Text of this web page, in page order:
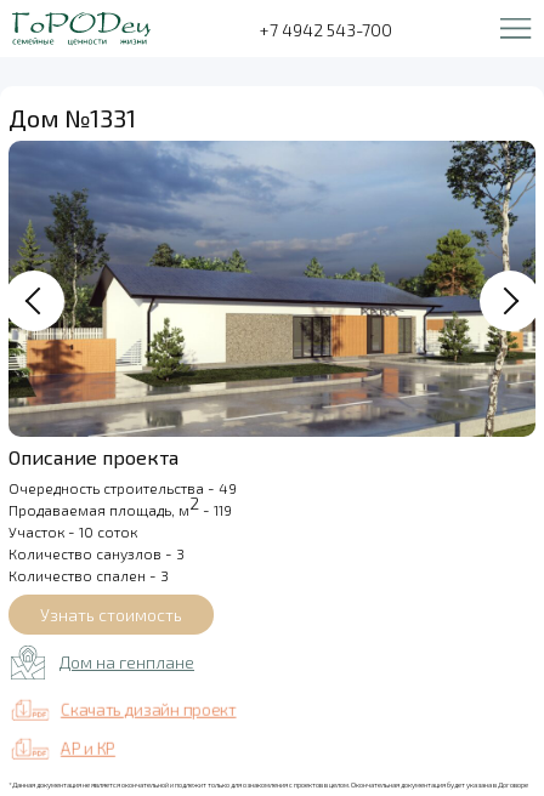
+7 4942 543-700
Дом №1331
Описание проекта
Очередность строительства - 49
Продаваемая площадь, м2 - 119
Участок - 10 соток
Количество санузлов - 3
Количество спален - 3
Дом на генплане
Скачать дизайн проект
АР и КР
*Данная документация не является окончательной и подлежит только для ознакомления с проектов в целом. Окончательная документация будет указана в Договоре